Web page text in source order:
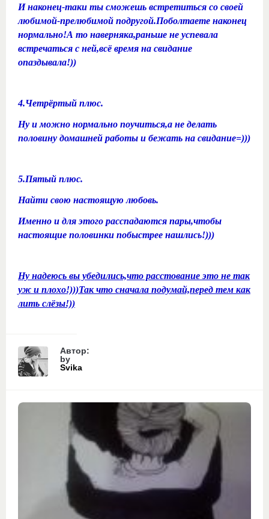
И наконец-таки ты сможешь встретиться со своей
любимой-прелюбимой подругой.Поболтаете наконец
нормально!А то наверняка,раньше не успевала
встречаться с ней,всё время на свидание
опаздывала!))
4.Четрёртый плюс.
Ну и можно нормально поучиться,а не делать
половину домашней работы и бежать на свидание=)))
5.Пятый плюс.
Найти свою настоящую любовь.
Именно и для этого расспадаются пары,чтобы
настоящие половинки побыстрее нашлись!)))
Ну надеюсь вы убедились,что расстование это не так
уж и плохо!)))Так что сначала подумай,перед тем как
лить слёзы!))
Автор:
by
Svika